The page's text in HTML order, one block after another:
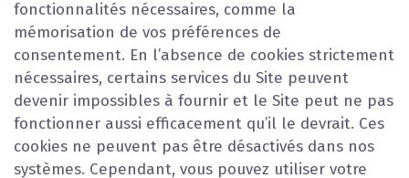
fonctionnalités nécessaires, comme la
mémorisation de vos préférences de
consentement. En l’absence de cookies strictement
nécessaires, certains services du Site peuvent
devenir impossibles à fournir et le Site peut ne pas
fonctionner aussi efficacement qu’il le devrait. Ces
cookies ne peuvent pas être désactivés dans nos
systèmes. Cependant, vous pouvez utiliser votre